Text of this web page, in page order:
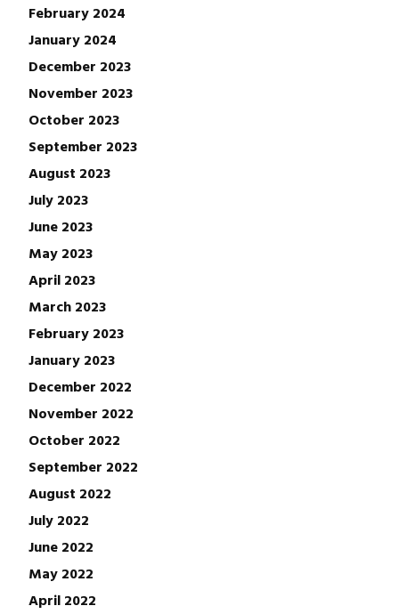
February 2024
January 2024
December 2023
November 2023
October 2023
September 2023
August 2023
July 2023
June 2023
May 2023
April 2023
March 2023
February 2023
January 2023
December 2022
November 2022
October 2022
September 2022
August 2022
July 2022
June 2022
May 2022
April 2022